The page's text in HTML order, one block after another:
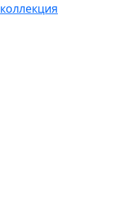
коллекция